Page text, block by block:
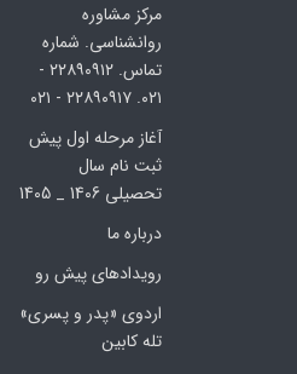
مرکز مشاوره
روانشناسی. شماره
تماس. ۲۲۸۹۰۹۱۲ -
۰۲۱. ۲۲۸۹۰۹۱۷ - ۰۲۱
آغاز مرحله اول پیش
ثبت نام سال
تحصیلی 1406 _ 1405
درباره ما
رویدادهای پیش رو
اردوی «پدر و پسری»
تله کابین